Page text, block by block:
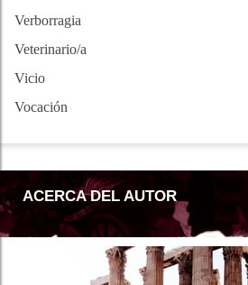
Verborragia
Veterinario/a
Vicio
Vocación
ACERCA DEL AUTOR